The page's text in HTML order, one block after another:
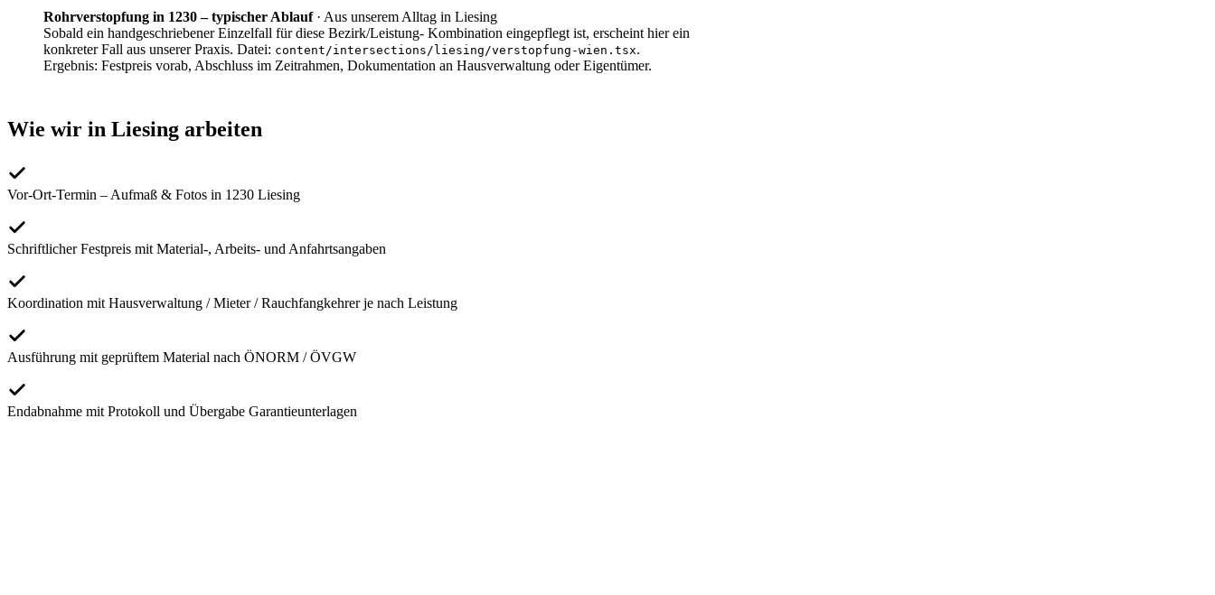
Rohrverstopfung in 1230 – typischer Ablauf· Aus unserem Alltag in Liesing
Sobald ein handgeschriebener Einzelfall für diese Bezirk/Leistung- Kombination eingepflegt ist, erscheint hier ein
konkreter Fall aus unserer Praxis. Datei: content/intersections/ liesing/verstopfung-wien .tsx.
Ergebnis: Festpreis vorab, Abschluss im Zeitrahmen, Dokumentation an Hausverwaltung oder Eigentümer.
Wie wir in Liesing arbeiten
Vor-Ort-Termin – Aufmaß & Fotos in 1230 Liesing
Schriftlicher Festpreis mit Material-, Arbeits- und Anfahrtsangaben
Koordination mit Hausverwaltung / Mieter / Rauchfangkehrer je nach Leistung
Ausführung mit geprüftem Material nach ÖNORM / ÖVGW
Endabnahme mit Protokoll und Übergabe Garantieunterlagen